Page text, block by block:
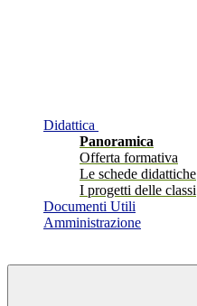
Didattica
Panoramica
Offerta formativa
Le schede didattiche
I progetti delle classi
Documenti Utili
Amministrazione